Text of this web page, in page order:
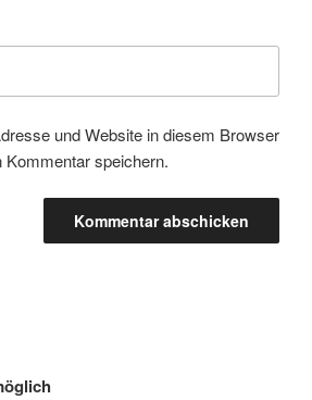
und Website in diesem Browser
speichern.